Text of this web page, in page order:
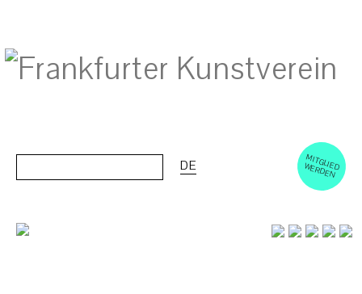
M
ITGLIED W
ERD
EN
DE